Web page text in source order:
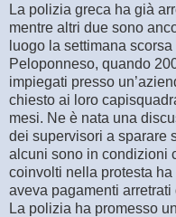
La polizia greca ha già
mentre altri due sono
luogo la settimana
Peloponneso, quando
impiegati presso
chiesto ai loro
mesi. Ne è nata una
dei supervisori a sparare
alcuni sono in condizioni
coinvolti nella protesta
aveva pagamenti
La polizia ha promesso